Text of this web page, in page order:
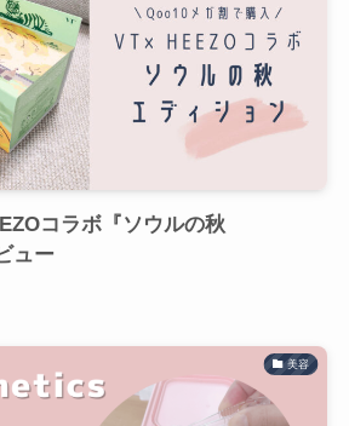
コラボ『ソウルの秋
ュー
美容